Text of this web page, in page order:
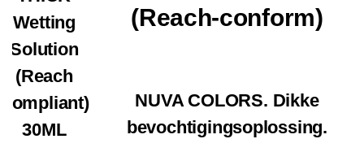
Wetting
Solution
(Reach
30ML
(Reach-conform)
NUVA COLORS. Dikke
bevochtigingsoplossing.